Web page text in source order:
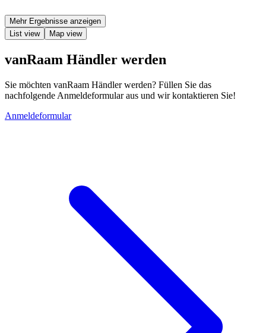
Mehr Ergebnisse anzeigen
List view
Map view
vanRaam Händler werden
Sie möchten vanRaam Händler werden? Füllen Sie das
nachfolgende Anmeldeformular aus und wir kontaktieren Sie!
Anmeldeformular